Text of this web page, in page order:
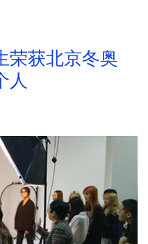
荣获北京冬奥
人